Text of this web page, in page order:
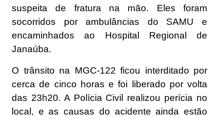
suspeita de fratura na mão. Eles foram
socorridos por ambulâncias do SAMU e
encaminhados ao Hospital Regional de
Janaúba.
O trânsito na MGC-122 ficou interditado por
cerca de cinco horas e foi liberado por volta
das 23h20. A Polícia Civil realizou perícia no
local, e as causas do acidente ainda estão